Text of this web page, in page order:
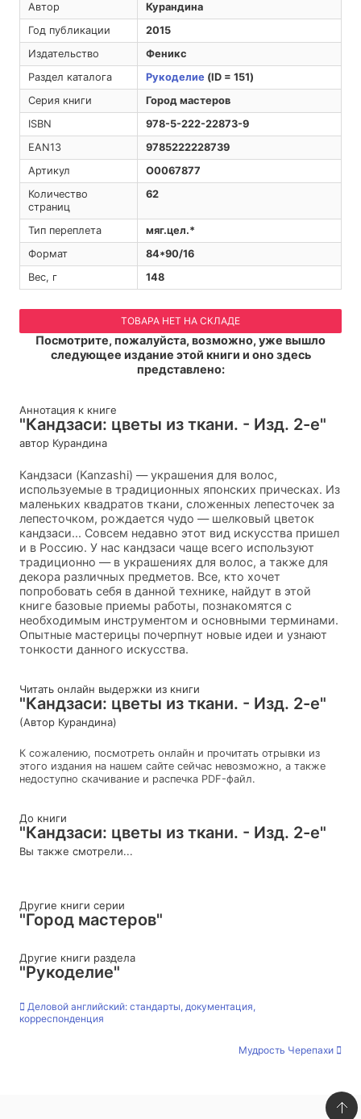
Автор
Курандина
Год публикации
2015
Издательство
Феникс
Раздел каталога
Рукоделие(ID = 151)
Серия книги
Город мастеров
ISBN
978-5-222-22873-9
EAN13
9785222228739
Артикул
O0067877
Количество
страниц
62
Тип переплета
мяг.цел.*
Формат
84*90/16
Вес, г
148
ТОВАРА НЕТ НА СКЛАДЕ
Посмотрите, пожалуйста, возможно, уже вышло
следующее издание этой книги и оно здесь
представлено:
Аннотация к книге
"Кандзаси: цветы из ткани. - Изд. 2-е"
автор Курандина
Кандзаси (Kanzashi) — украшения для волос,
используемые в традиционных японских прическах. Из
маленьких квадратов ткани, сложенных лепесточек за
лепесточком, рождается чудо — шелковый цветок
кандзаси... Совсем недавно этот вид искусства пришел
и в Россию. У нас кандзаси чаще всего используют
традиционно — в украшениях для волос, а также для
декора различных предметов. Все, кто хочет
попробовать себя в данной технике, найдут в этой
книге базовые приемы работы, познакомятся с
необходимым инструментом и основными терминами.
Опытные мастерицы почерпнут новые идеи и узнают
тонкости данного искусства.
Читать онлайн выдержки из книги
"Кандзаси: цветы из ткани. - Изд. 2-е"
(Автор Курандина)
К сожалению, посмотреть онлайн и прочитать отрывки из
этого издания на нашем сайте сейчас невозможно, а также
недоступно скачивание и распечка PDF-файл.
До книги
"Кандзаси: цветы из ткани. - Изд. 2-е"
Вы также смотрели...
Другие книги серии
"Город мастеров"
Другие книги раздела
"Рукоделие"
Деловой английский: стандарты, документация,
корреспонденция
Мудрость Черепахи